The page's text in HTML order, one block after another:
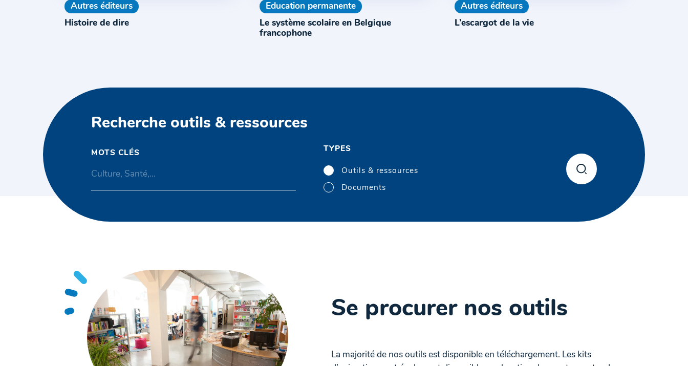
Autres éditeurs
Histoire de dire
Education permanente
Le système scolaire en Belgique
francophone
Autres éditeurs
L’escargot de la vie
Recherche outils & ressources
MOTS CLÉS TYPES
Outils & ressources
Documents
Se procurer nos outils
La majorité de nos outils est disponible en téléchargement. Les kits